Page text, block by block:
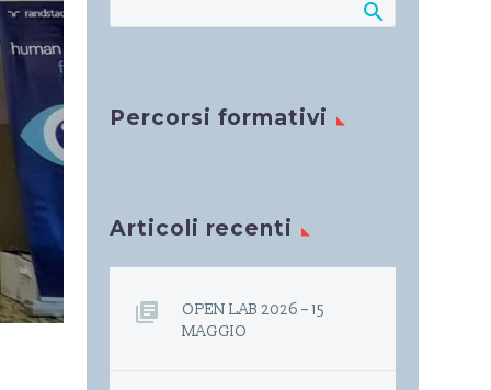
Percorsi formativi
Articoli recenti
OPEN LAB 2026 – 15
MAGGIO